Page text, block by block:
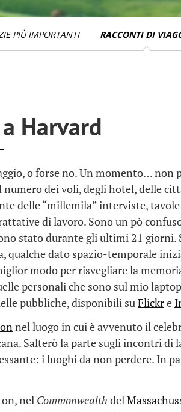
PIÙ IMPORTANTI RACCONTI DI
Harvard
o forse no. Un momento… non
dei voli, degli hotel, delle
delle “millemila” interviste,
di lavoro. Sono un pò
stato durante gli ultimi 21 giorni.
qualche dato spazio-temporale
modo per risvegliare la
personali che sono sul mio
pubbliche, disponibili suFlickre
nel luogo in cui è avvenuto il
Salterò la parte sugli incontri di
i luoghi da non perdere. In
nel Commonwealth del